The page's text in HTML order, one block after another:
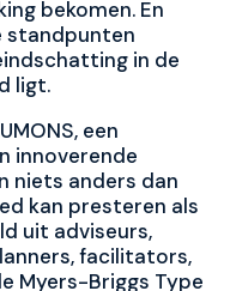
bekomen. En
standpunten
in de
ligt.
een
innoverende
niets anders dan
kan presteren als
uit adviseurs,
facilitators,
Myers-Briggs Type